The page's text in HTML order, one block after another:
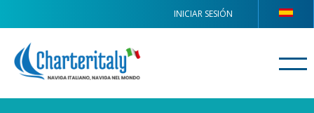
INICIAR SESIÓN